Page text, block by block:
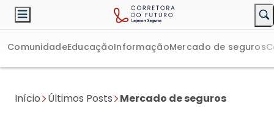
ComunidadeEducaçãoInformaçãoMercado de seguros
Início Últimos Posts Mercado de seguros